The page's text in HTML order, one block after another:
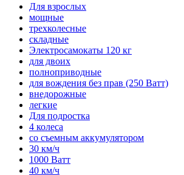
Для взрослых
мощные
трехколесные
складные
Электросамокаты 120 кг
для двоих
полноприводные
для вождения без прав (250 Ватт)
внедорожные
легкие
Для подростка
4 колеса
со съемным аккумулятором
30 км/ч
1000 Ватт
40 км/ч